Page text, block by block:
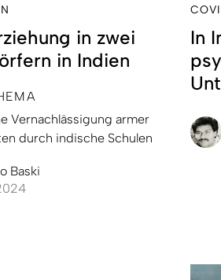
in zwei
in Indien
Vernachlässigung armer
durch indische Schulen
Baski
In